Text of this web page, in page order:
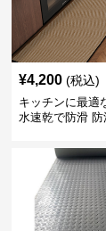
¥4,200 (税込)
キッチンに最適
水速乾で防滑